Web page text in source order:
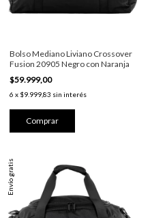
Bolso Mediano Liviano Crossover
Fusion 20905 Negro con Naranja
$59.999,00
6 x $9.999,83 sin interés
Envío gratis